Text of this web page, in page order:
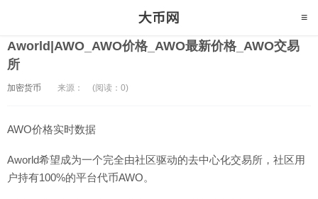
Aworld|AWO_AWO价格_AWO最新价格_AWO交易
所
加密货币 来源： (阅读：0)
AWO价格实时数据
Aworld希望成为一个完全由社区驱动的去中心化交易所，社区用
户持有100%的平台代币AWO。